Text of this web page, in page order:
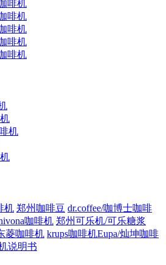
啡机
啡机
啡机
啡机
啡机
机
机 郑州咖啡豆 dr.coffee/咖博士咖啡
咖啡机 郑州可乐机/可乐糖浆
菱咖啡机 krups咖啡机Eupa/灿坤咖啡
说明书